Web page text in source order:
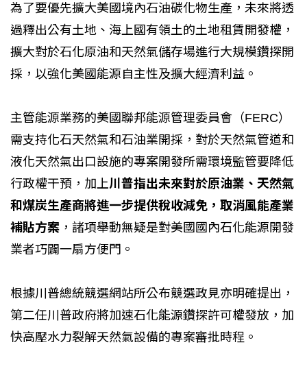
為了要優先擴大美國境內石油碳化物生產，未來將透
過釋出公有土地、海上國有領土的土地租賃開發權，
擴大對於石化原油和天然氣儲存場進行大規模鑽探開
採，以強化美國能源自主性及擴大經濟利益。
主管能源業務的美國聯邦能源管理委員會（FERC）
需支持化石天然氣和石油業開採，對於天然氣管道和
液化天然氣出口設施的專案開發所需環境監管要降低
行政權干預，加上川普指出未來對於原油業、天然氣
和煤炭生產商將進一步提供稅收減免，取消風能產業
補貼方案 ，諸項舉動無疑是對美國國內石化能源開發
業者巧闢一扇方便門。
根據川普總統競選網站所公布競選政見亦明確提出，
第二任川普政府將加速石化能源鑽探許可權發放，加
快高壓水力裂解天然氣設備的專案審批時程。